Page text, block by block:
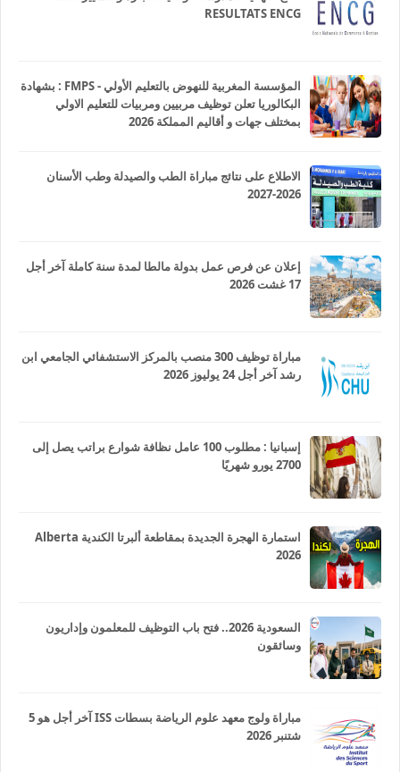
RESULTATS ENCG
المؤسسة المغربية للنهوض بالتعليم الأولي - FMPS : بشهادة
البكالوريا تعلن توظيف مربيين ومربيات للتعليم الاولي
بمختلف جهات و أقاليم المملكة 2026
الاطلاع على نتائج مباراة الطب والصيدلة وطب الأسنان
2026-2027
إعلان عن فرص عمل بدولة مالطا لمدة سنة كاملة آخر أجل
17 غشت 2026
مباراة توظيف 300 منصب بالمركز الاستشفائي الجامعي ابن
رشد آخر أجل 24 يوليوز 2026
إسبانيا : مطلوب 100 عامل نظافة شوارع براتب يصل إلى
2700 يورو شهريًا
استمارة الهجرة الجديدة بمقاطعة ألبرتا الكندية Alberta
2026
السعودية 2026.. فتح باب التوظيف للمعلمون وإداريون
وسائقون
مباراة ولوج معهد علوم الرياضة بسطات ISS آخر أجل هو 5
شتنبر 2026